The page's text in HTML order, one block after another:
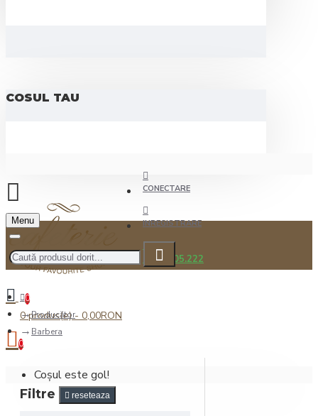
COSUL TAU
CONECTARE
INREGISTRARE
0722.505.222
Menu
0
0 produs(e) - 0,00RON
0
Coșul este gol!
Producător
Barbera
Filtre reseteaza